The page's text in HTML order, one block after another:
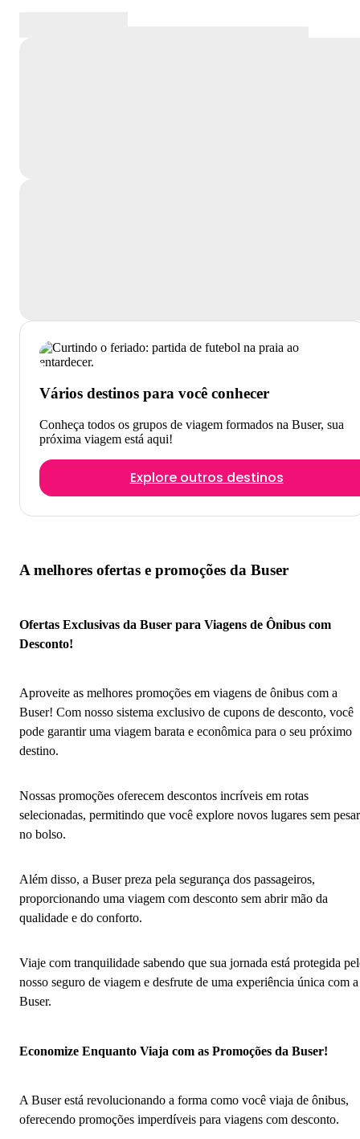
Vários destinos para você conhecer
Conheça todos os grupos de viagem formados na Buser, sua
próxima viagem está aqui!
Explore outros destinos
A melhores ofertas e promoções da Buser
Ofertas Exclusivas da Buser para Viagens de Ônibus com
Desconto!
Aproveite as melhores promoções em viagens de ônibus com a
Buser! Com nosso sistema exclusivo de cupons de desconto, você
pode garantir uma viagem barata e econômica para o seu próximo
destino.
Nossas promoções oferecem descontos incríveis em rotas
selecionadas, permitindo que você explore novos lugares sem pesar
no bolso.
Além disso, a Buser preza pela segurança dos passageiros,
proporcionando uma viagem com desconto sem abrir mão da
qualidade e do conforto.
Viaje com tranquilidade sabendo que sua jornada está protegida
nosso seguro de viagem e desfrute de uma experiência única com a
Buser.
Economize Enquanto Viaja com as Promoções da Buser!
A Buser está revolucionando a forma como você viaja de ônibus,
oferecendo promoções imperdíveis para viagens com desconto.